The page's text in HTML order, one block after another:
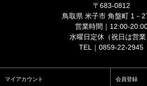
〒683-0812
鳥取県 米子市 角盤町 1－
営業時間｜12:00-
水曜日定休（祝日は営業
TEL｜0859-22-2945
マイアカウント 会員登録